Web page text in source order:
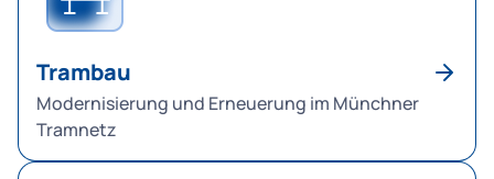
Trambau
Modernisierung und Erneuerung im Münchner
Tramnetz